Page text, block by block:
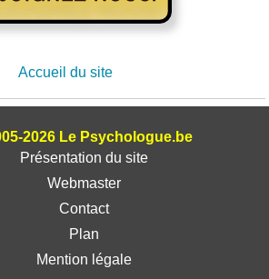
Accueil du site
2026 Le Psychologue.be
Présentation du site
Webmaster
Contact
Plan
Mention légale